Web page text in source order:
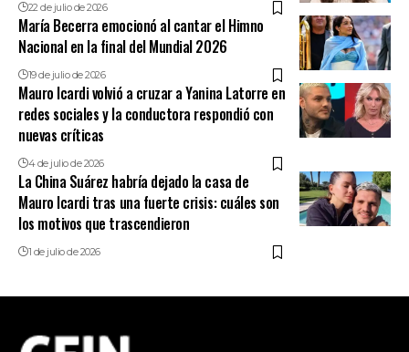
22 de julio de 2026
María Becerra emocionó al cantar el Himno
Nacional en la final del Mundial 2026
19 de julio de 2026
Mauro Icardi volvió a cruzar a Yanina Latorre en
redes sociales y la conductora respondió con
nuevas críticas
4 de julio de 2026
La China Suárez habría dejado la casa de
Mauro Icardi tras una fuerte crisis: cuáles son
los motivos que trascendieron
1 de julio de 2026